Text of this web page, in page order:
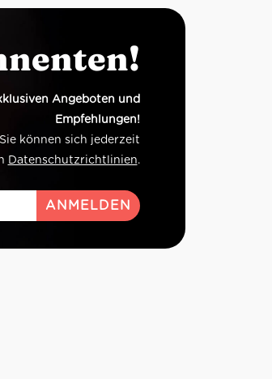
Angeboten und
Empfehlungen!
können sich jederzeit
Datenschutzrichtlinien.